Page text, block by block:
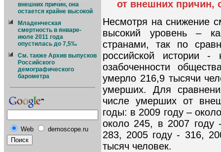
внешних причин, она
остается крайне высокой
Младенческая
смертность в январе-
июле 2011 года
опустилась до 7,5‰
См. также Архив выпусков
Российского
демографического
барометра
Web demoscope.ru
от внешних причин,
Несмотря на снижение
высокий уровень –
странами, так по
российской истории
озабоченности
умерло 216,9 тысячи
умерших. Для
числе умерших от
годы: в 2009 году –
около 245, в 2007 году
283, 2005 году - 316,
тысяч человек.